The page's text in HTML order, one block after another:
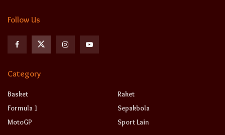
Follow Us
Category
Basket
Formula 1
MotoGP
Raket
Sepakbola
Sport Lain